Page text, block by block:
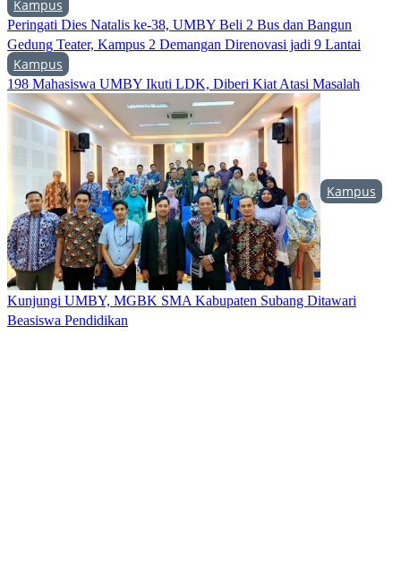
Kampus
Peringati Dies Natalis ke-38, UMBY Beli 2 Bus dan Bangun
Gedung Teater, Kampus 2 Demangan Direnovasi jadi 9 Lantai
Kampus
198 Mahasiswa UMBY Ikuti LDK, Diberi Kiat Atasi Masalah
Kampus
Kunjungi UMBY, MGBK SMA Kabupaten Subang Ditawari
Beasiswa Pendidikan